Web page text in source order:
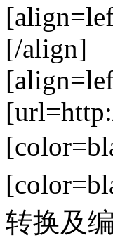
[/align]
转换及